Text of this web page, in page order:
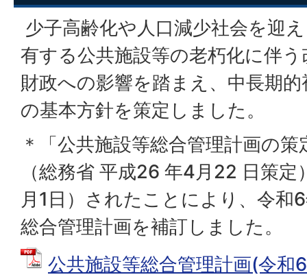
少子高齢化や人口減少社会を迎
有する公共施設等の老朽化に伴
財政への影響を踏まえ、中長期
の基本方針を策定しました。
＊「公共施設等総合管理計画の
（総務省 平成26 年4月22 日策
月1日）されたことにより、令和
総合管理計画を補訂しました。
公共施設等総合管理計画(令和